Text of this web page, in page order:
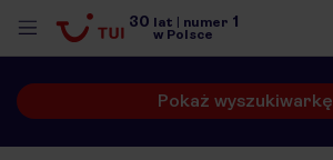
30 lat numer 1
w Polsce
Pokaż wyszukiwarkę